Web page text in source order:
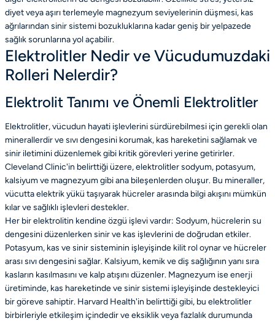
diyet veya aşırı terlemeyle magnezyum seviyelerinin düşmesi, kas
ağrılarından sinir sistemi bozukluklarına kadar geniş bir yelpazede
sağlık sorunlarına yol açabilir.
Elektrolitler Nedir ve Vücudumuzdaki
Rolleri Nelerdir?
Elektrolit Tanımı ve Önemli Elektrolitler
Elektrolitler, vücudun hayati işlevlerini sürdürebilmesi için gerekli olan
minerallerdir ve sıvı dengesini korumak, kas hareketini sağlamak ve
sinir iletimini düzenlemek gibi kritik görevleri yerine getirirler.
Cleveland Clinic'in belirttiği üzere, elektrolitler sodyum, potasyum,
kalsiyum ve magnezyum gibi ana bileşenlerden oluşur. Bu mineraller,
vücutta elektrik yükü taşıyarak hücreler arasında bilgi akışını mümkün
kılar ve sağlıklı işlevleri destekler.
Her bir elektrolitin kendine özgü işlevi vardır: Sodyum, hücrelerin su
dengesini düzenlerken sinir ve kas işlevlerini de doğrudan etkiler.
Potasyum, kas ve sinir sisteminin işleyişinde kilit rol oynar ve hücreler
arası sıvı dengesini sağlar. Kalsiyum, kemik ve diş sağlığının yanı sıra
kasların kasılmasını ve kalp atışını düzenler. Magnezyum ise enerji
üretiminde, kas hareketinde ve sinir sistemi işleyişinde destekleyici
bir göreve sahiptir. Harvard Health'in belirttiği gibi, bu elektrolitler
birbirleriyle etkileşim içindedir ve eksiklik veya fazlalık durumunda